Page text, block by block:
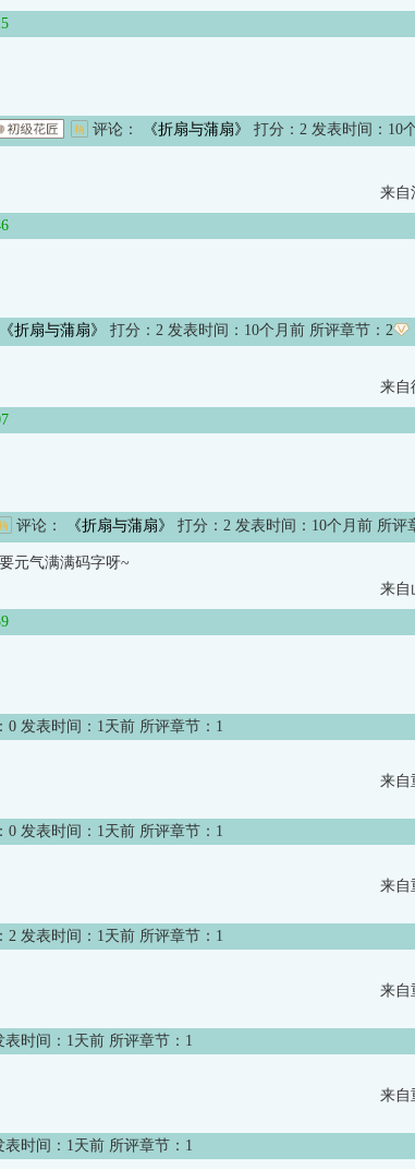
评论： 《折扇与蒲扇》 打分： 2发表时间：10
来自
《折扇与蒲扇》 打分： 2 发表时间：10个月前 所评章节： 2
来自
评论： 《折扇与蒲扇》 打分： 2发表时间：10个月前 所评
元气满满码字呀~
来自
0 发表时间：1天前 所评章节： 1
来自
0 发表时间：1天前 所评章节： 1
来自
2 发表时间：1天前 所评章节： 1
来自
表时间：1天前 所评章节： 1
来自
表时间：1天前 所评章节： 1